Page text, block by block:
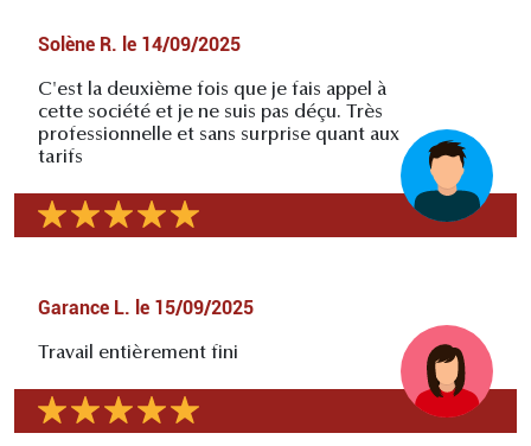
Solène R. le 14/09/2025
C'est la deuxième fois que je fais appel à
cette société et je ne suis pas déçu. Très
professionnelle et sans surprise quant aux
tarifs
Garance L. le 15/09/2025
Travail entièrement fini